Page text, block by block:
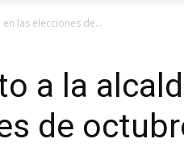
las elecciones de...
a la
de